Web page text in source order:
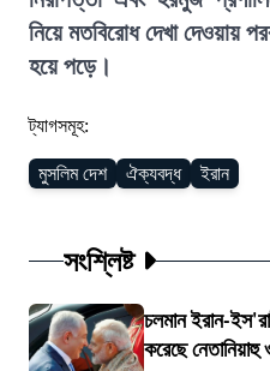
নিয়ে মতবিরোধ দেখা দেওয়ায়
হয়ে পড়ে।
ট্যাগসমূহ:
মুসলিম দেশ ঐক্যবদ্ধ ইরান
সংশ্লিষ্ট
চলমান ইরান-
করেছে নেতানিয়াহু